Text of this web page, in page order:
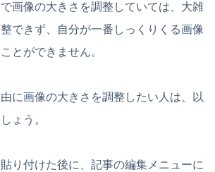
画像の大きさを調整していては、大雑
できず、自分が一番しっくりくる画像
とができません。
に画像の大きさを調整したい人は、以
ょう。
り付けた後に、記事の編集メニューに